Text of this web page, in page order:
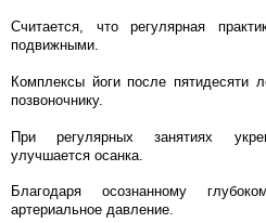
Считается, что регулярная
подвижными.
Комплексы йоги после пятидесяти
позвоночнику.
При регулярных занятиях
улучшается осанка.
Благодаря осознанному
артериальное давление.